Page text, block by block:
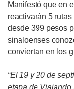
Manifestó que en
reactivarán 5
desde 399 pesos
sinaloenses
conviertan en los
“El 19 y 20 de
etapa de Viajando